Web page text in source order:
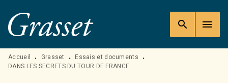
MENU RECHERCHE
PIED DE PAGE
search menu
Accueil • Grasset • Essais et documents
•
DANS LES SECRETS DU TOUR DE FRANCE